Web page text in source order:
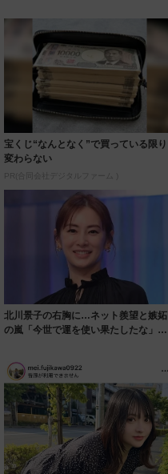
宝くじ“なんとなく”で買っている限り
変わらない
PR(合同会社デジタルファーム )
北川景子の右胸に…ネット羨望と嫉妬
の嵐「今世で運を使い果たしたな」